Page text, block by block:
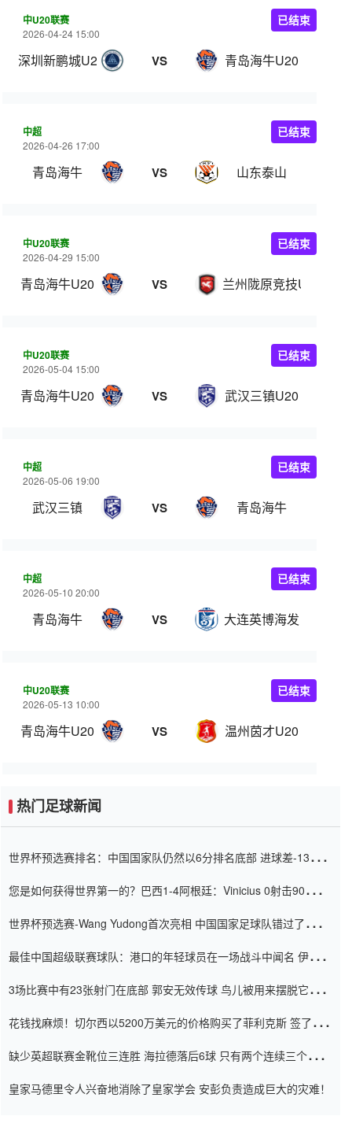
中U20联赛
2026-04-24 15:00
深圳新鹏城U20 VS 青岛海牛U20
已结束
中超
2026-04-26 17:00
青岛海牛 VS 山东泰山
已结束
中U20联赛
2026-04-29 15:00
青岛海牛U20 VS 兰州陇原竞技U20
已结束
中U20联赛
2026-05-04 15:00
青岛海牛U20 VS 武汉三镇U20
已结束
中超
2026-05-06 19:00
武汉三镇 VS 青岛海牛
已结束
中超
2026-05-10 20:00
青岛海牛 VS 大连英博海发
已结束
中U20联赛
2026-05-13 10:00
青岛海牛U20 VS 温州茵才U20
已结束
热门足球新闻
世界杯预选赛排名：中国国家队仍然以6分排名底部 进球差-13令人
您是如何获得世界第一的？巴西1-4阿根廷：Vinicius 0射击90分钟
世界杯预选赛-Wang Yudong首次亮相 中国国家足球队错过了世界
最佳中国超级联赛球队：港口的年轻球员在一场战斗中闻名 伊万放
3场比赛中有23张射门在底部 郭安无效传球 鸟儿被用来摆脱它
花钱找麻烦！切尔西以5200万美元的价格购买了菲利克斯 签了7年
缺少英超联赛金靴位三连胜 海拉德落后6球 只有两个连续三个连续
皇家马德里令人兴奋地消除了皇家学会 安彭负责造成巨大的灾难！